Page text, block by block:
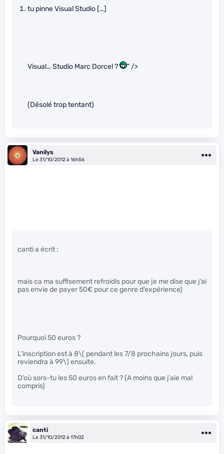
tu pinne Visual Studio […]
Visual… Studio Marc Dorcel ? " />
(Désolé trop tentant)
Vanilys
Le 31/10/2012 à 16h56
canti a écrit :
mais ca ma suffisement refroidis pour que je me dise que j’ai
pas envie de payer 50€ pour ce genre d’expérience)
Pourquoi 50 euros ?
L’inscription est à 8\( pendant les 7/8 prochains jours, puis
reviendra à 99\) ensuite.
D’où sors-tu les 50 euros en fait ? (A moins que j’aie mal
compris)
canti
Le 31/10/2012 à 17h02